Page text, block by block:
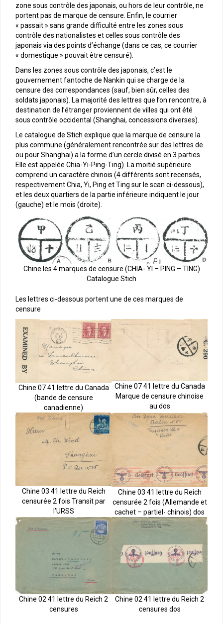
zone sous contrôle des japonais, ou hors de leur contrôle, ne
portent pas de marque de censure. Enfin, le courrier
« passait » sans grande difficulté entre les zones sous
contrôle des nationalistes et celles sous contrôle des
japonais via des points d’échange (dans ce cas, ce courrier
« domestique » pouvait être censuré).
Dans les zones sous contrôle des japonais, c’est le
gouvernement fantoche de Nankin qui se charge de la
censure des correspondances (sauf, bien sûr, celles des
soldats japonais). La majorité des lettres que l’on rencontre, à
destination de l’étranger proviennent de villes qui ont été
sous contrôle occidental (Shanghai, concessions diverses).
Le catalogue de Stich explique que la marque de censure la
plus commune (généralement rencontrée sur des lettres de
ou pour Shanghai) a la forme d’un cercle divisé en 3 parties.
Elle est appelée Chia-Yi-Ping-Ting). La moitié supérieure
comprend un caractère chinois (4 différents sont recensés,
respectivement Chia, Yi, Ping et Ting sur le scan ci-dessous),
et les deux quartiers de la partie inférieure indiquent le jour
(gauche) et le mois (droite).
Chine les 4 marques de censure (CHIA- YI – PING – TING)
Catalogue Stich
Les lettres ci-dessous portent une de ces marques de
censure
Chine 07 41 lettre du Canada
(bande de censure
canadienne)
Chine 07 41 lettre du Canada
Marque de censure chinoise
au dos
Chine 03 41 lettre du Reich
censurée 2 fois Transit par
l’URSS
Chine 03 41 lettre du Reich
censurée 2 fois (Allemande et
cachet – partiel- chinois) dos
Chine 02 41 lettre du Reich 2
censures
Chine 02 41 lettre du Reich 2
censures dos